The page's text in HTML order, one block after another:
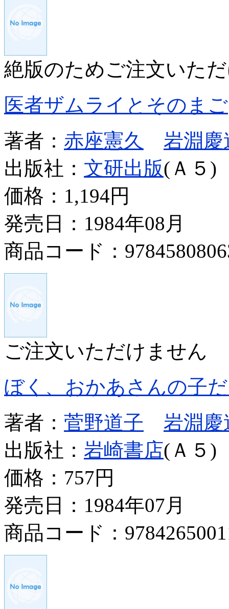
絶版のためご注文いた
医者ザムライとそのまご
著者： 赤座憲久
岩淵慶
出版社： 文研出版(Ａ５)
価格： 1,194円
発売日：1984年08月
商品コード：
ご注文いただけません
ぼく、おかあさんの子
著者： 菅野道子
岩淵慶
出版社： 岩崎書店(Ａ５)
価格： 757円
発売日：1984年07月
商品コード：